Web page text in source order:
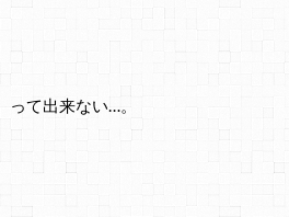
って出来ない…。